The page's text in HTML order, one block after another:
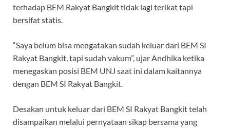
terhadap BEM Rakyat Bangkit tidak lagi terikat tapi
bersifat statis.
“Saya belum bisa mengatakan sudah keluar dari BEM SI
Rakyat Bangkit, tapi sudah vakum”, ujar Andhika ketika
menegaskan posisi BEM UNJ saat ini dalam kaitannya
dengan BEM SI Rakyat Bangkit.
Desakan untuk keluar dari BEM SI Rakyat Bangkit telah
disampaikan melalui pernyataan sikap bersama yang